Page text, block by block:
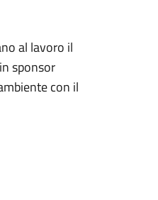
al lavoro il
sponsor
con il